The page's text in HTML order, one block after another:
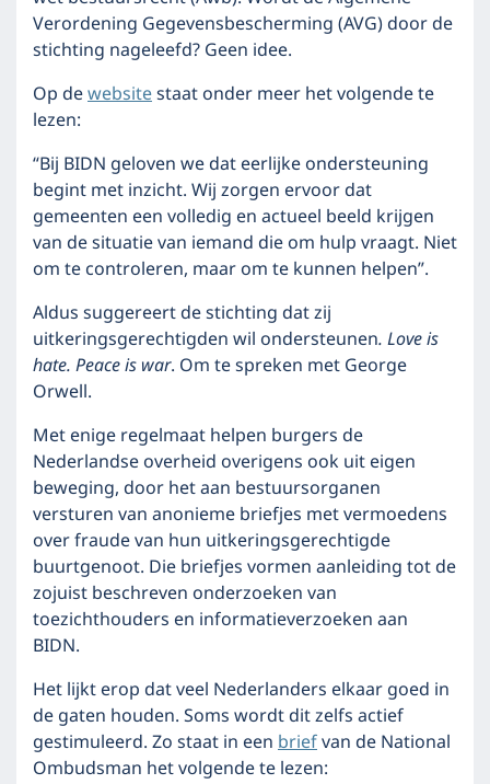
Verordening Gegevensbescherming (AVG) door de
stichting nageleefd? Geen idee.
Op dewebsitestaat onder meer het volgende te
lezen:
“Bij BIDN geloven we dat eerlijke ondersteuning
begint met inzicht. Wij zorgen ervoor dat
gemeenten een volledig en actueel beeld krijgen
van de situatie van iemand die om hulp vraagt. Niet
om te controleren, maar om te kunnen helpen”.
Aldus suggereert de stichting dat zij
uitkeringsgerechtigden wil ondersteunen. Love is
hate. Peace is war. Om te spreken met George
Orwell.
Met enige regelmaat helpen burgers de
Nederlandse overheid overigens ook uit eigen
beweging, door het aan bestuursorganen
versturen van anonieme briefjes met vermoedens
over fraude van hun uitkeringsgerechtigde
buurtgenoot. Die briefjes vormen aanleiding tot de
zojuist beschreven onderzoeken van
toezichthouders en informatieverzoeken aan
BIDN.
Het lijkt erop dat veel Nederlanders elkaar goed in
de gaten houden. Soms wordt dit zelfs actief
gestimuleerd. Zo staat in eenbriefvan de National
Ombudsman het volgende te lezen: